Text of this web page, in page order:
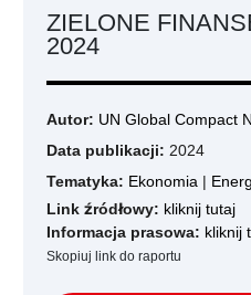
ZIELONE
2024
Autor: UN Global Compact
Data publikacji: 2024
Tematyka: Ekonomia |
Link źródłowy: kliknij tutaj
Informacja prasowa: kliknij
Skopiuj link do raportu